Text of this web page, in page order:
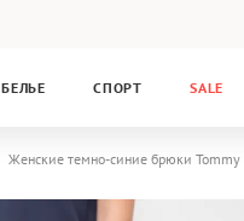
БЕЛЬЕ СПОРТ SALE
Женские темно-синие брюки